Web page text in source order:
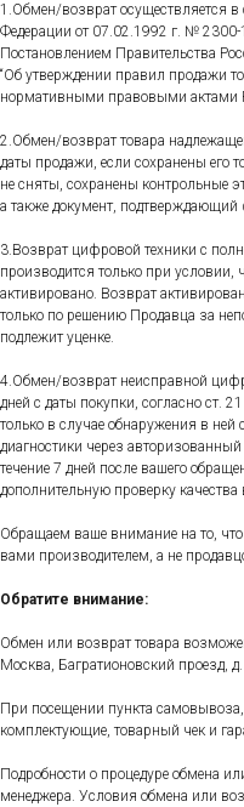
1.Обмен/возврат осуществляется в
Федерации от 07.02.1992 г. № 2300-
Постановлением Правительства
“Об утверждении правил продажи
нормативными правовыми актами
2.Обмен/возврат товара
даты продажи, если сохранены его
не сняты, сохранены контрольные
а также документ, подтверждающий
3.Возврат цифровой техники с
производится только при условии,
активировано. Возврат
только по решению Продавца за
подлежит уценке.
4.Обмен/возврат неисправной
дней с даты покупки, согласно ст.
только в случае обнаружения в ней
диагностики через
течение 7 дней после вашего
дополнительную проверку качества
Обращаем ваше внимание на то,
вами производителем, а не
Обратите внимание:
Обмен или возврат товара
Москва, Багратионовский проезд,
При посещении пункта
комплектующие, товарный чек и
Подробности о процедуре обмена
менеджера. Условия обмена или